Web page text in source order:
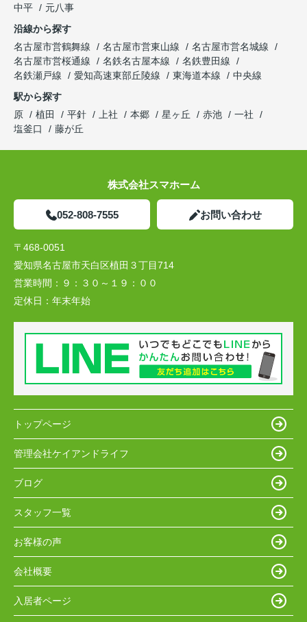
中平
元八事
沿線から探す
名古屋市営鶴舞線
名古屋市営東山線
名古屋市営名城線
名古屋市営桜通線
名鉄名古屋本線
名鉄豊田線
名鉄瀬戸線
愛知高速東部丘陵線 東海道本線
中央線
駅から探す
原
植田 平針 上社 本郷 星ヶ丘 赤池
一社
塩釜口
藤が丘
株式会社スマホーム
052-808-7555 お問い合わせ
〒468-0051
愛知県名古屋市天白区植田３丁目714
営業時間： ９：３０～１９：００
定休日： 年末年始
トップページ
管理会社ケイアンドライフ
ブログ
スタッフ一覧
お客様の声
会社概要
入居者ページ